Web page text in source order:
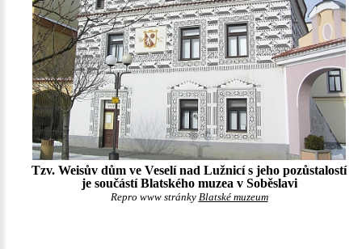
Tzv. Weisův dům ve Veselí nad Lužnicí s jeho pozůstalostí
je součástí Blatského muzea v Soběslavi
Repro www stránky Blatské muzeum